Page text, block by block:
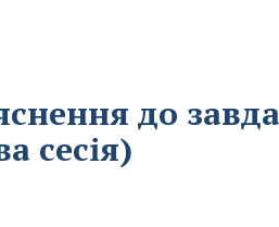
до
сесія)